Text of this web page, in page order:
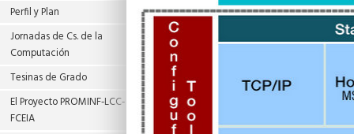
Perfil y Plan
Jornadas de Cs. de la
Computación
Tesinas de Grado
El Proyecto PROMINF‐LCC‐
FCEIA